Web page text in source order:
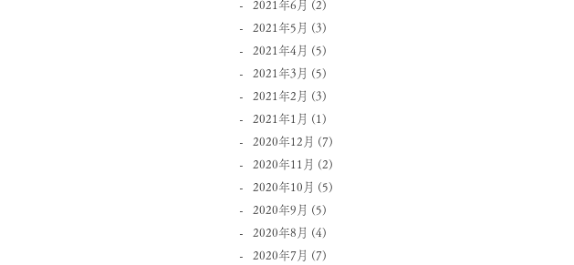
2021年6月 (2)
2021年5月 (3)
2021年4月 (5)
2021年3月 (5)
2021年2月 (3)
2021年1月 (1)
2020年12月 (7)
2020年11月 (2)
2020年10月 (5)
2020年9月 (5)
2020年8月 (4)
2020年7月 (7)